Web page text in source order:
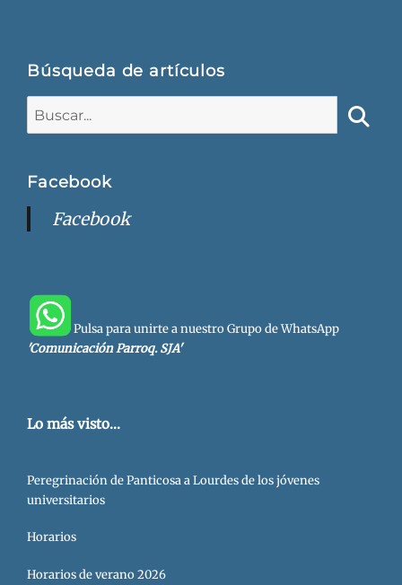
Búsqueda de artículos
Facebook
Facebook
Pulsa para unirte a nuestro Grupo de WhatsApp
'Comunicación Parroq. SJA'
Lo más visto...
Peregrinación de Panticosa a Lourdes de los jóvenes
universitarios
Horarios
Horarios de verano 2026